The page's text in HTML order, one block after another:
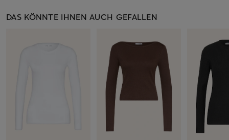
DAS KÖNNTE IHNEN AUCH GEFALLEN